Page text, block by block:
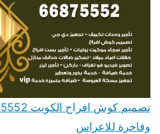
وفاخرة للاعراس